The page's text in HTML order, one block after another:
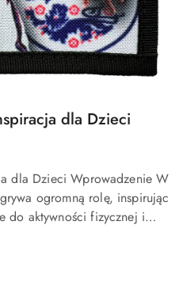
dla Dzieci
dla Dzieci Wprowadzenie W
ogromną rolę, inspirując
do aktywności fizycznej i